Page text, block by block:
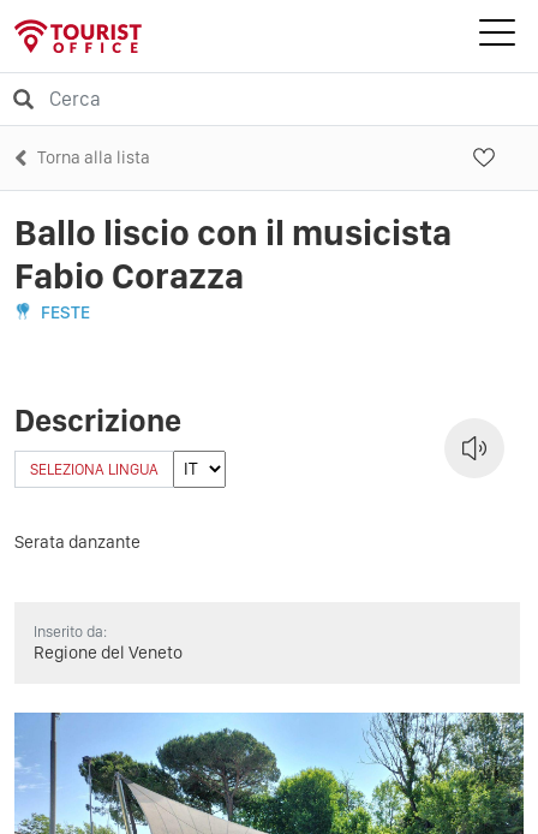
Torna alla lista
Ballo liscio con il musicista
Fabio Corazza
FESTE
Descrizione
SELEZIONA LINGUA
Serata danzante
Inserito da:
Regione del Veneto